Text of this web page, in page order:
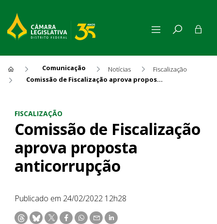
Comunicação Notícias
Fiscalização
Comissão de Fiscalização aprova proposta anticorrupção
FISCALIZAÇÃO
Comissão de Fiscalização
aprova proposta
anticorrupção
Publicado em 24/02/2022 12h28